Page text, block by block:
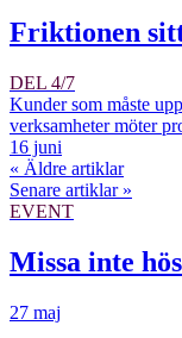
Friktionen
DEL 4/7
Kunder som måste
verksamheter möter
16 juni
« Äldre artiklar
Senare artiklar »
EVENT
Missa inte
27 maj